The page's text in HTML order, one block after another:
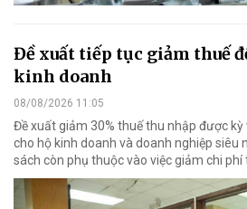
Đề xuất tiếp tục giảm thuế
kinh doanh
08/08/2026 11:05
Đề xuất giảm 30% thuế thu nhập được
cho hộ kinh doanh và doanh nghiệp siêu
sách còn phụ thuộc vào việc giảm chi phí